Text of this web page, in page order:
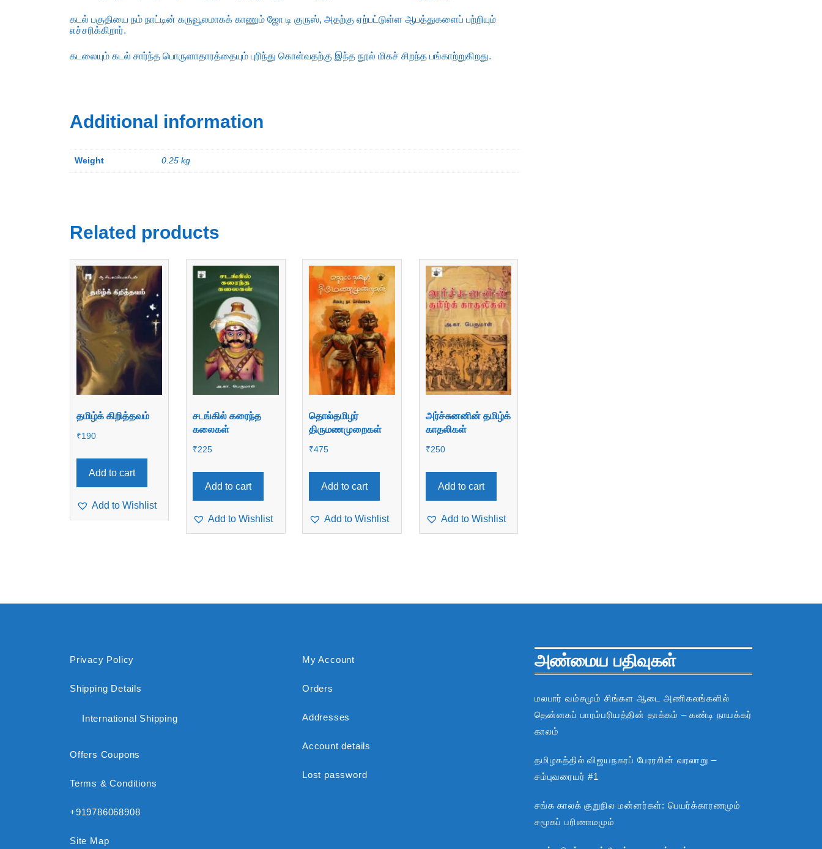
கடல் பகுதியை நம் நாட்டின் கருவூலமாகக் காணும் ஜோ டி குருஸ், அதற்கு ஏற்பட்டுள்ள ஆபத்துகளைப் பற்றியும்
எச்சரிக்கிறார்.
கடலையும் கடல் சார்ந்த பொருளாதாரத்தையும் புரிந்து கொள்வதற்கு இந்த நூல் மிகச் சிறந்த பங்காற்றுகிறது.
Additional information
Weight 0.25 kg
Related products
தமிழ்க் கிறித்தவம்
₹190
Add to cart
Add to Wishlist
சடங்கில் கரைந்த
கலைகள்
₹225
Add to cart
Add to Wishlist
தொல்தமிழர்
திருமணமுறைகள்
₹475
Add to cart
Add to Wishlist
அர்ச்சுனனின் தமிழ்க்
காதலிகள்
₹250
Add to cart
Add to Wishlist
Privacy Policy
Shipping Details
International Shipping
Offers Coupons
Terms & Conditions
+919786068908
Site Map
My Account
Orders
Addresses
Account details
Lost password
அண்மைய பதிவுகள்
மலபார் வம்சமும் சிங்கள ஆடை அணிகலங்களில்
தென்னகப் பாரம்பரியத்தின் தாக்கம் – கண்டி நாயக்கர்
காலம்
தமிழகத்தில் விஜயநகரப் பேரரசின் வரலாறு –
சம்புவரையர் #1
சங்க காலக் குறுநில மன்னர்கள்: பெயர்க்காரணமும்
சமூகப் பரிணாமமும்